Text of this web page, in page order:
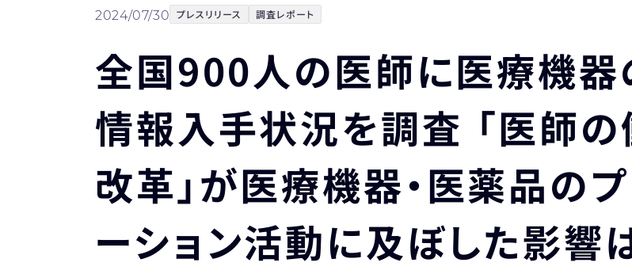
2024/07/30 プレスリリース 調査レポート
全国900人の医師に医療機器
情報入手状況を調査 「医師の
改革」が医療機器・医薬品の
ーション活動に及ぼした影響は